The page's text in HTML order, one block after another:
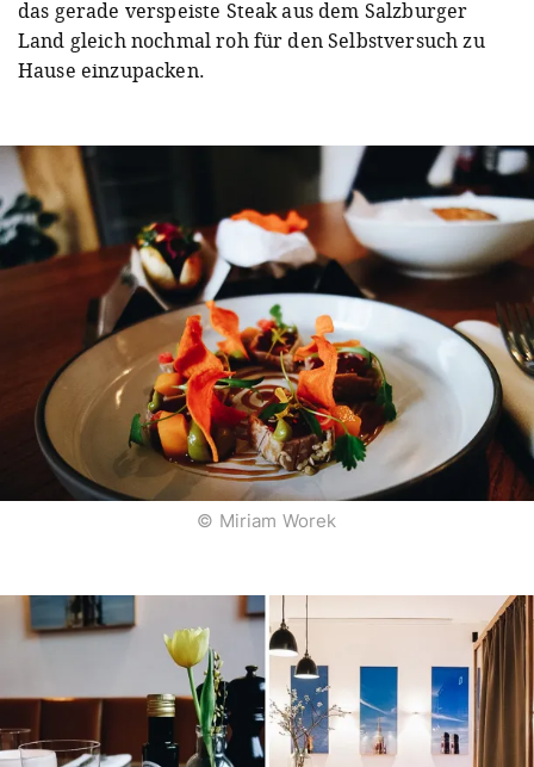
das gerade verspeiste Steak aus dem Salzburger
Land gleich nochmal roh für den Selbstversuch zu
Hause einzupacken.
© Miriam Worek